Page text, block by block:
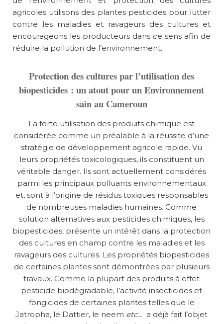
agricoles utilisons des plantes pesticides pour lutter
contre les maladies et ravageurs des cultures et
encourageons les producteurs dans ce sens afin de
réduire la pollution de l’environnement.
Protection des cultures par l’utilisation des
biopesticides : un atout pour un Environnement
sain au Cameroun
La forte utilisation des produits chimique est
considérée comme un préalable à la réussite d’une
stratégie de développement agricole rapide. Vu
leurs propriétés toxicologiques, ils constituent un
véritable danger. Ils sont actuellement considérés
parmi les principaux polluants environnementaux
et, sont à l’origine de résidus toxiques responsables
de nombreuses maladies humaines. Comme
solution alternatives aux pesticides chimiques, les
biopesticides, présente un intérêt dans la protection
des cultures en champ contre les maladies et les
ravageurs des cultures. Les propriétés biopesticides
de certaines plantes sont démontrées par plusieurs
travaux. Comme la plupart des produits à effet
pesticide biodégradable, l’activité insecticides et
fongicides de certaines plantes telles que le
Jatropha, le Dattier, le neem etc… a déjà fait l’objet